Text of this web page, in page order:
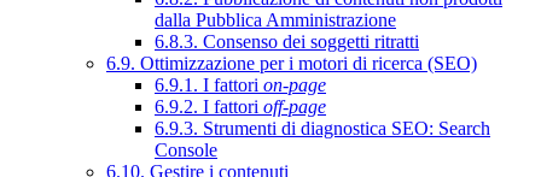
dalla Pubblica Amministrazione
6.8.3. Consenso dei soggetti ritratti
6.9. Ottimizzazione per i motori di ricerca (SEO)
6.9.1. I fattori on-page
6.9.2. I fattori off-page
6.9.3. Strumenti di diagnostica SEO: Search
Console
6.10. Gestire i contenuti